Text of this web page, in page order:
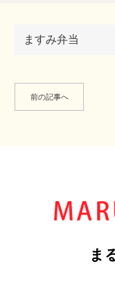
ますみ弁当
前の記事へ
ま